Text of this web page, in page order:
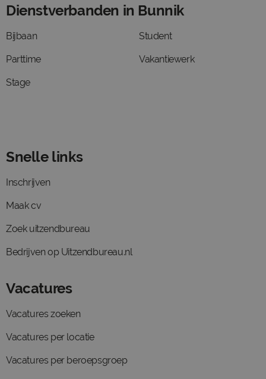
Dienstverbanden in Bunnik
Bijbaan
Parttime
Stage
Student
Vakantiewerk
Snelle links
Inschrijven
Maak cv
Zoek uitzendbureau
Bedrijven op Uitzendbureau.nl
Vacatures
Vacatures zoeken
Vacatures per locatie
Vacatures per beroepsgroep